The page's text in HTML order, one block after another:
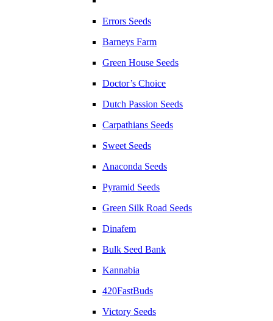
Errors Seeds
Barneys Farm
Green House Seeds
Doctor’s Choice
Dutch Passion Seeds
Carpathians Seeds
Sweet Seeds
Anaconda Seeds
Pyramid Seeds
Green Silk Road Seeds
Dinafem
Bulk Seed Bank
Kannabia
420FastBuds
Victory Seeds